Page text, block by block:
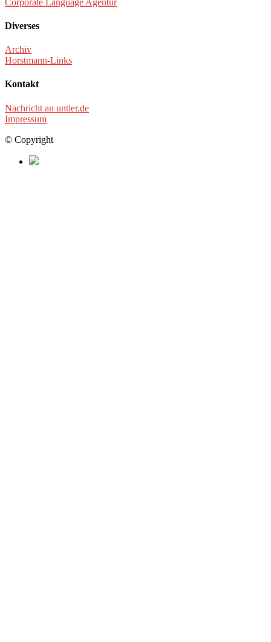
Diverses
Archiv
Horstmann-Links
Kontakt
Nachricht an untier.de
Impressum
© Copyright